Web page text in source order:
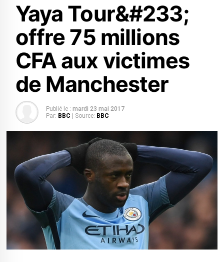
Yaya Tour&#233;
offre 75 millions
CFA aux victimes
de Manchester
Publié le : mardi 23 mai 2017
Par: BBC | Source: BBC